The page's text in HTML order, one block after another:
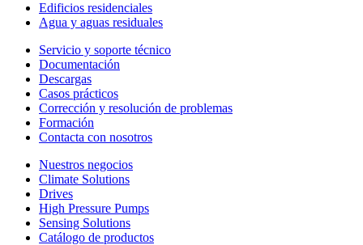
Edificios residenciales
Agua y aguas residuales
Servicio y soporte técnico
Documentación
Descargas
Casos prácticos
Corrección y resolución de problemas
Formación
Contacta con nosotros
Nuestros negocios
Climate Solutions
Drives
High Pressure Pumps
Sensing Solutions
Catálogo de productos